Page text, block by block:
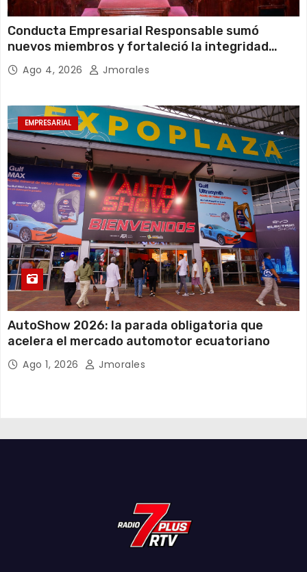
Conducta Empresarial Responsable sumó
nuevos miembros y fortaleció la integridad
empresarial en Ecuador
Ago 4, 2026 Jmorales
EMPRESARIAL
AutoShow 2026: la parada obligatoria que
acelera el mercado automotor ecuatoriano
Ago 1, 2026 Jmorales